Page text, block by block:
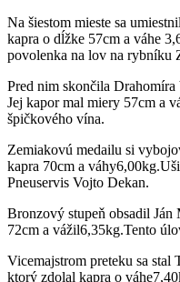
Na šiestom mieste sa
kapra o dĺžke 57cm a váhe
povolenka na lov na rybníku
Pred nim skončila
Jej kapor mal miery 57cm a
špičkového vína.
Zemiakovú medailu si
kapra 70cm a
Pneuservis Vojto Dekan.
Bronzový stupeň obsadil Ján
72cm a vážil6,35kg.Tento
Vicemajstrom preteku sa
ktorý zdolal kapra o